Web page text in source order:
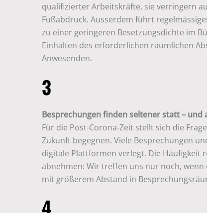
qualifizierter Arbeitskräfte, sie verringern
Fußabdruck. Ausserdem führt
zu einer geringeren Besetzungsdichte im
Einhalten des erforderlichen räumlichen
Anwesenden.
3
Besprechungen finden seltener statt – und
Für die Post-Corona-Zeit stellt sich die
Zukunft begegnen. Viele Besprechungen
digitale Plattformen verlegt. Die Häufigkeit
abnehmen: Wir treffen uns nur noch,
mit größerem Abstand in
4